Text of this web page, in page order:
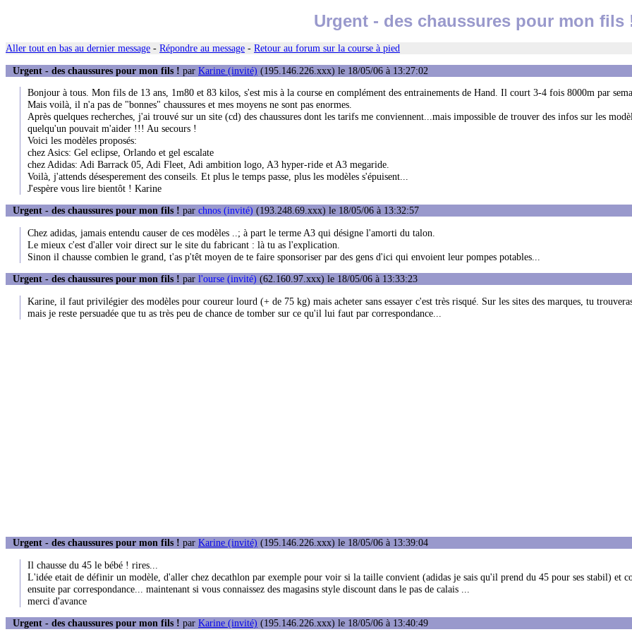
Urgent - des chaussures pour mon fils
Aller tout en bas au dernier message - Répondre au message - Retour au forum sur la course à pied
Urgent - des chaussures pour mon fils ! par Karine (invité) (195.146.226.xxx) le 18/05/06 à 13:27:02
Bonjour à tous. Mon fils de 13 ans, 1m80 et 83 kilos, s'est mis à la course en complément des entrainements de Hand. Il court 3-4 fois 8000m par
Mais voilà, il n'a pas de "bonnes" chaussures et mes moyens ne sont pas enormes.
Après quelques recherches, j'ai trouvé sur un site (cd) des chaussures dont les tarifs me conviennent...mais impossible de trouver des infos sur les
quelqu'un pouvait m'aider !!! Au secours !
Voici les modèles proposés:
chez Asics: Gel eclipse, Orlando et gel escalate
chez Adidas: Adi Barrack 05, Adi Fleet, Adi ambition logo, A3 hyper-ride et A3 megaride.
Voilà, j'attends désesperement des conseils. Et plus le temps passe, plus les modèles s'épuisent...
J'espère vous lire bientôt ! Karine
Urgent - des chaussures pour mon fils ! par chnos (invité) (193.248.69.xxx) le 18/05/06 à 13:32:57
Chez adidas, jamais entendu causer de ces modèles ..; à part le terme A3 qui désigne l'amorti du talon.
Le mieux c'est d'aller voir direct sur le site du fabricant : là tu as l'explication.
Sinon il chausse combien le grand, t'as p'têt moyen de te faire sponsoriser par des gens d'ici qui envoient leur pompes potables...
Urgent - des chaussures pour mon fils ! par l'ourse (invité) (62.160.97.xxx) le 18/05/06 à 13:33:23
Karine, il faut privilégier des modèles pour coureur lourd (+ de 75 kg) mais acheter sans essayer c'est très risqué. Sur les sites des marques, tu trouveras
mais je reste persuadée que tu as très peu de chance de tomber sur ce qu'il lui faut par correspondance...
Urgent - des chaussures pour mon fils ! par Karine (invité) (195.146.226.xxx) le 18/05/06 à 13:39:04
Il chausse du 45 le bébé ! rires...
L'idée etait de définir un modèle, d'aller chez decathlon par exemple pour voir si la taille convient (adidas je sais qu'il prend du 45 pour ses stabil) et
ensuite par correspondance... maintenant si vous connaissez des magasins style discount dans le pas de calais ...
merci d'avance
Urgent - des chaussures pour mon fils ! par Karine (invité) (195.146.226.xxx) le 18/05/06 à 13:40:49